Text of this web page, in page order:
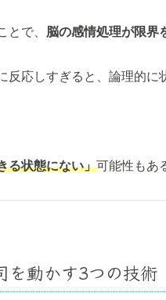
とで、 脳の感情処理が限界
応しすぎると、論理的
る状態にない」可能性もあ
動かす3つの技術